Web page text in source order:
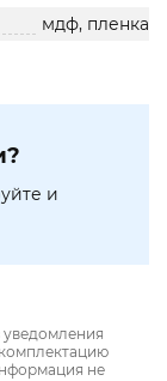
мдф, пленка
и
уведомления
не